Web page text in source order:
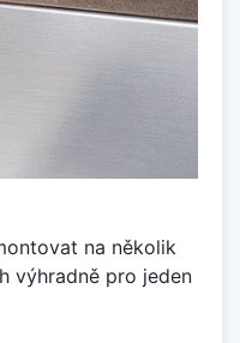
na několik
výhradně pro jeden